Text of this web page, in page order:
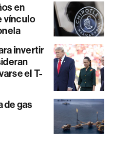
en
vínculo
invertir
el T-
de gas